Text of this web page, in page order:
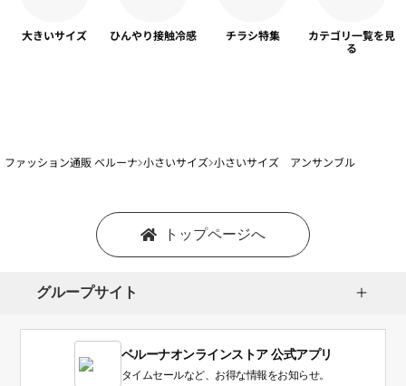
大きいサイズ ひんやり接触冷感 チラシ特集 カテゴリ一覧を見
る
ファッション通販 ベルーナ 小さいサイズ 小さいサイズ アンサンブル
トップページへ
グループサイト
ベルーナオンラインストア 公式アプリ
タイムセールなど、お得な情報をお知らせ。